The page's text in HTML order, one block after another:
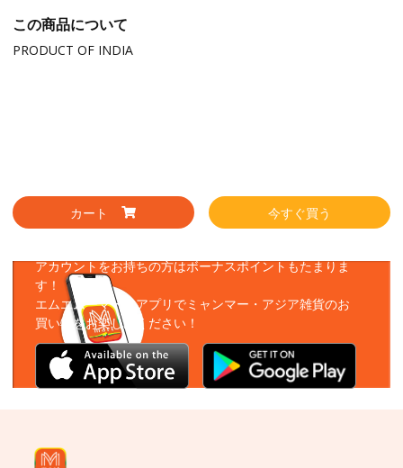
この商品について
PRODUCT OF INDIA
カート 今すぐ買う
アカウントをお持ちの方はボーナスポイントもたまりま
す！
エムエムーマートアプリでミャンマー・アジア雑貨のお
買い物をお楽しみください！